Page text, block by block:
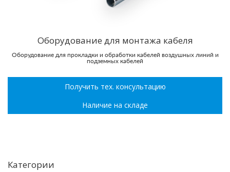
Оборудование для монтажа кабеля
Оборудование для прокладки и обработки кабелей воздушных линий и
подземных кабелей
Получить тех. консультацию
Наличие на складе
Категории